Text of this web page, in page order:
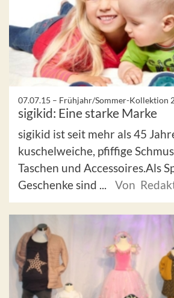
07.07.15 – Frühjahr/Sommer-Kollektion
sigikid: Eine starke Marke
sigikid ist seit mehr als 45
kuschelweiche, pfiffige
Taschen und Accessoires.Als
Geschenke sind ...
Von